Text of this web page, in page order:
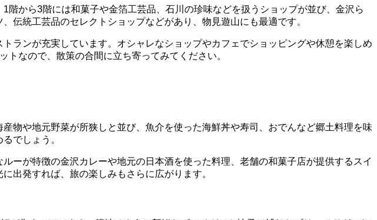
から3階には和菓子や金箔工芸品、石川の珍味などを扱うショップが並び、金沢ら
伝統工芸品のセレクトショップなどがあり、物見遊山にも最適です。
ランが充実しています。オシャレなショップやカフェでショッピングや休憩を楽しめ
なので、散策の合間に立ち寄ってみてください。
物や地元野菜が所狭しと並び、魚介を使った海鮮丼や寿司、おでんなど郷土料理を味
でしょう。
ーが特徴の金沢カレーや地元の日本酒を使った料理、老舗の和菓子店が提供するスイ
出発すれば、旅の楽しみもさらに広がります。